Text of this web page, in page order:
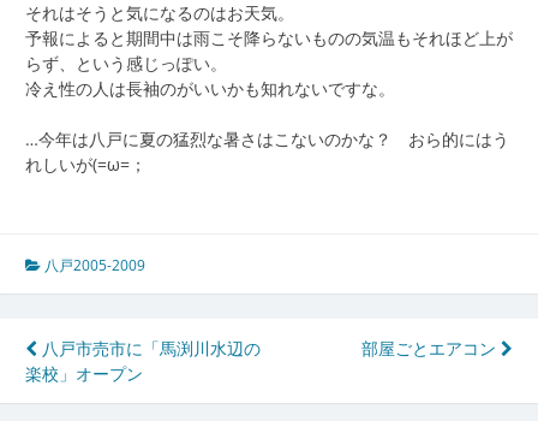
それはそうと気になるのはお天気。
予報によると期間中は雨こそ降らないものの気温もそれほど上が
らず、という感じっぽい。
冷え性の人は長袖のがいいかも知れないですな。
…今年は八戸に夏の猛烈な暑さはこないのかな？ おら的にはう
れしいが(=ω=；
八戸2005-2009
投
稿
八戸市売市に「馬渕川水辺の
楽校」オープン
部屋ごとエアコン